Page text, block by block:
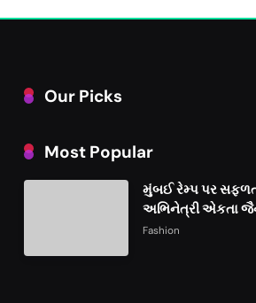
Our Picks
Most Popular
મુંબઈ રેમ્પ પર
અભિનેત્રી એકતા
વીકમાં પોતાની
Fashion